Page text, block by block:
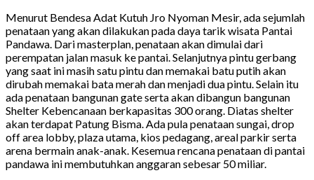
Menurut Bendesa Adat Kutuh Jro Nyoman Mesir, ada sejumlah
penataan yang akan dilakukan pada daya tarik wisata Pantai
Pandawa. Dari masterplan, penataan akan dimulai dari
perempatan jalan masuk ke pantai. Selanjutnya pintu gerbang
yang saat ini masih satu pintu dan memakai batu putih akan
dirubah memakai bata merah dan menjadi dua pintu. Selain itu
ada penataan bangunan gate serta akan dibangun bangunan
Shelter Kebencanaan berkapasitas 300 orang. Diatas shelter
akan terdapat Patung Bisma. Ada pula penataan sungai, drop
off area lobby, plaza utama, kios pedagang, areal parkir serta
arena bermain anak-anak. Kesemua rencana penataan di pantai
pandawa ini membutuhkan anggaran sebesar 50 miliar.